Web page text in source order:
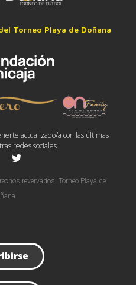
Torneo Playa de Doñana
actualizado/a con las últimas
redes sociales.
revervados. Torneo Playa de